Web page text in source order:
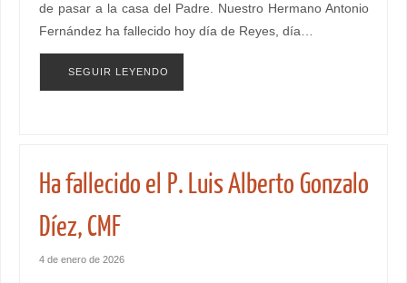
de pasar a la casa del Padre. Nuestro Hermano Antonio
Fernández ha fallecido hoy día de Reyes, día…
SEGUIR LEYENDO
Ha fallecido el P. Luis Alberto Gonzalo
Díez, CMF
4 de enero de 2026